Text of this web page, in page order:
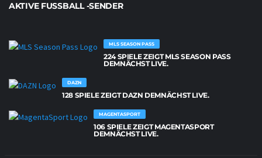
AKTIVE FUSSBALL -SENDER
MLS SEASON PASS
224 SPIELE ZEIGT MLS SEASON PASS
DEMNÄCHST LIVE.
DAZN
128 SPIELE ZEIGT DAZN DEMNÄCHST LIVE.
MAGENTASPORT
106 SPIELE ZEIGT MAGENTASPORT
DEMNÄCHST LIVE.